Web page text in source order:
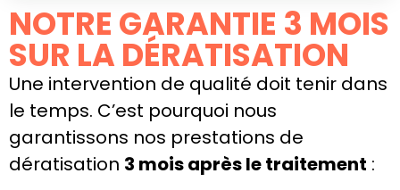
NOTRE GARANTIE 3 MOIS
SUR LA DÉRATISATION
Une intervention de qualité doit tenir dans
le temps. C’est pourquoi nous
garantissons nos prestations de
dératisation 3 mois après le traitement :